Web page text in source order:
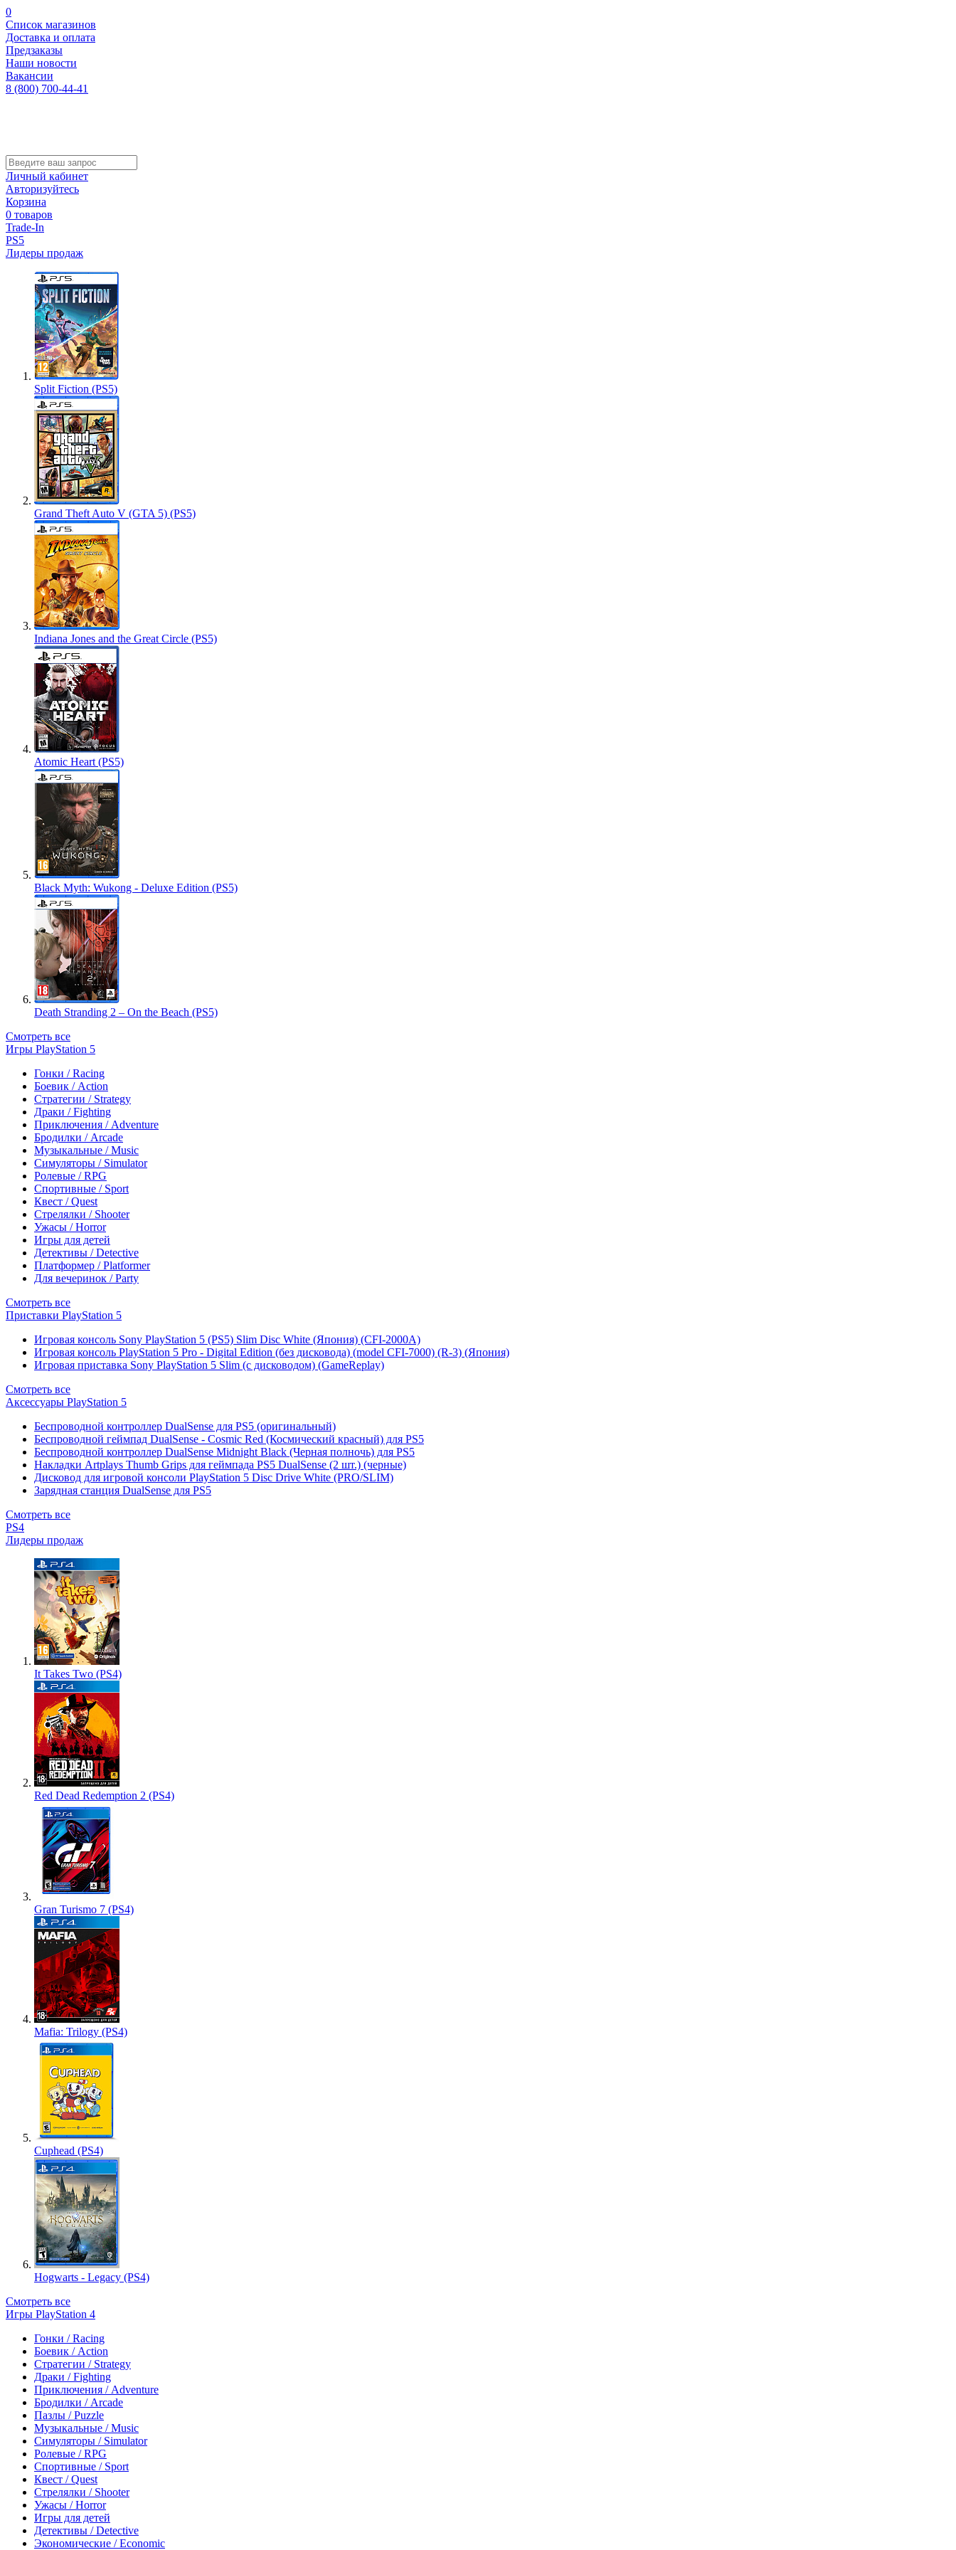
0
Список магазинов
Доставка и оплата
Предзаказы
Наши новости
Вакансии
8 (800) 700-44-41
Личный кабинет
Авторизуйтесь
Корзина
0 товаров
Trade-In
PS5
Лидеры продаж
Split Fiction (PS5)
Grand Theft Auto V (GTA 5) (PS5)
Indiana Jones and the Great Circle (PS5)
Atomic Heart (PS5)
Black Myth: Wukong - Deluxe Edition (PS5)
Death Stranding 2 – On the Beach (PS5)
Смотреть все
Игры PlayStation 5
Гонки / Racing
Боевик / Action
Стратегии / Strategy
Драки / Fighting
Приключения / Adventure
Бродилки / Arcade
Музыкальные / Music
Симуляторы / Simulator
Ролевые / RPG
Спортивные / Sport
Квест / Quest
Стрелялки / Shooter
Ужасы / Horror
Игры для детей
Детективы / Detective
Платформер / Platformer
Для вечеринок / Party
Смотреть все
Приставки PlayStation 5
Игровая консоль Sony PlayStation 5 (PS5) Slim Disc White (Япония) (CFI-2000A)
Игровая консоль PlayStation 5 Pro - Digital Edition (без дисковода) (model CFI-7000) (R-3) (Япония)
Игровая приставка Sony PlayStation 5 Slim (с дисководом) (GameReplay)
Смотреть все
Аксессуары PlayStation 5
Беспроводной контроллер DualSense для PS5 (оригинальный)
Беспроводной геймпад DualSense - Cosmic Red (Космический красный) для PS5
Беспроводной контроллер DualSense Midnight Black (Черная полночь) для PS5
Накладки Artplays Thumb Grips для геймпада PS5 DualSense (2 шт.) (черные)
Дисковод для игровой консоли PlayStation 5 Disc Drive White (PRO/SLIM)
Зарядная станция DualSense для PS5
Смотреть все
PS4
Лидеры продаж
It Takes Two (PS4)
Red Dead Redemption 2 (PS4)
Gran Turismo 7 (PS4)
Mafia: Trilogy (PS4)
Cuphead (PS4)
Hogwarts - Legacy (PS4)
Смотреть все
Игры PlayStation 4
Гонки / Racing
Боевик / Action
Стратегии / Strategy
Драки / Fighting
Приключения / Adventure
Бродилки / Arcade
Пазлы / Puzzle
Музыкальные / Music
Симуляторы / Simulator
Ролевые / RPG
Спортивные / Sport
Квест / Quest
Стрелялки / Shooter
Ужасы / Horror
Игры для детей
Детективы / Detective
Экономические / Economic